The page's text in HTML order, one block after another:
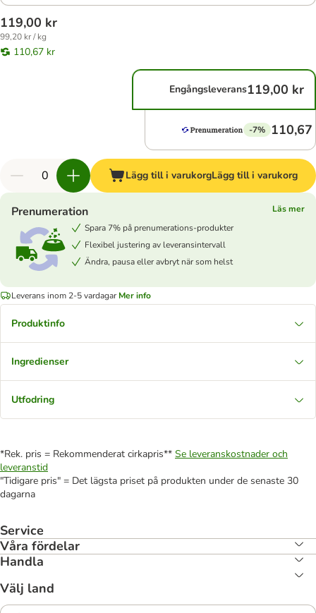
119,00 kr
99,20 kr / kg
110,67 kr
Engångsleverans119,00 kr
-7% 110,67
Lägg till i varukorgLägg till i varukorg
Prenumeration
Läs mer
Spara 7% på prenumerations-produkter
Flexibel justering av leveransintervall
Ändra, pausa eller avbryt när som helst
Leverans inom 2-5 vardagar Mer info
Produktinfo
Ingredienser
Utfodring
*Rek. pris = Rekommenderat cirkapris** Se leveranskostnader och
leveranstid
"Tidigare pris" = Det lägsta priset på produkten under de senaste 30
dagarna
Service
Våra fördelar
Handla
Välj land